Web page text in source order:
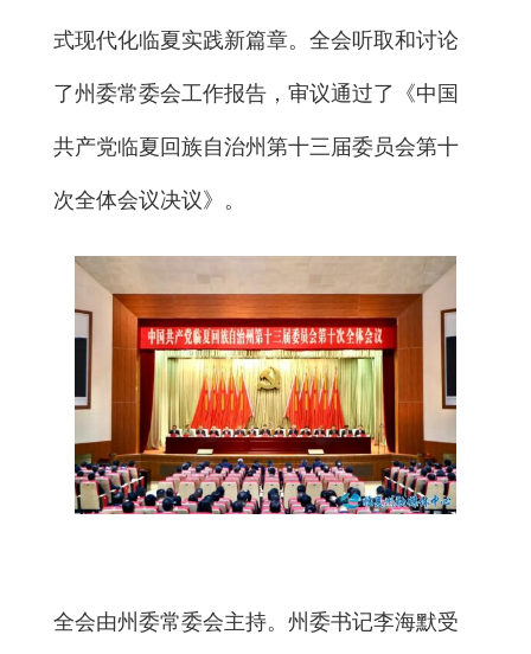
式现代化临夏实践新篇章。全会听取和讨论
了州委常委会工作报告，审议通过了《中国
共产党临夏回族自治州第十三届委员会第十
次全体会议决议》。
全会由州委常委会主持。州委书记李海默受